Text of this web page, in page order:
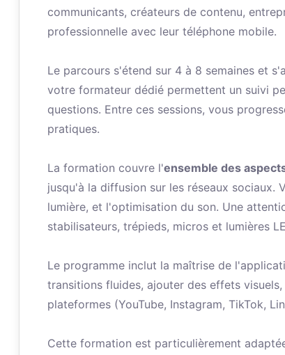
communicants, créateurs de contenu,
professionnelle avec leur téléphone mobile.
Le parcours s'étend sur 4 à 8 semaines et
votre formateur dédié permettent un suivi
questions. Entre ces sessions, vous
pratiques.
La formation couvre l'ensemble des
jusqu'à la diffusion sur les réseaux sociaux.
lumière, et l'optimisation du son. Une
stabilisateurs, trépieds, micros et lumières
Le programme inclut la maîtrise de
transitions fluides, ajouter des effets
plateformes (YouTube, Instagram, TikTok,
Cette formation est particulièrement